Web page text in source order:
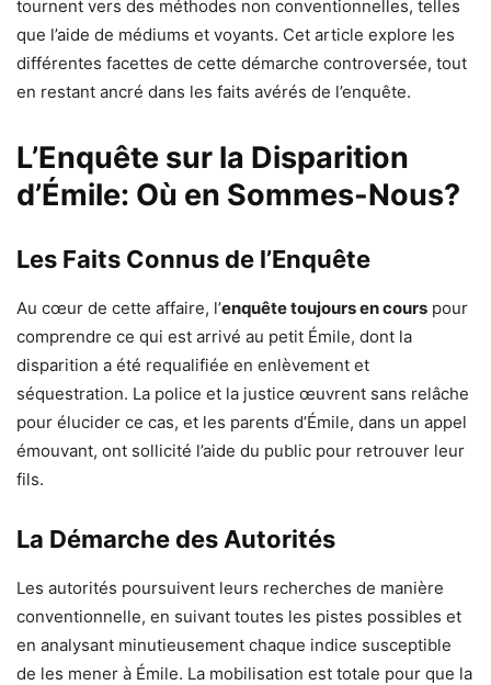
tournent vers des méthodes non conventionnelles, telles
que l’aide de médiums et voyants. Cet article explore les
différentes facettes de cette démarche controversée, tout
en restant ancré dans les faits avérés de l’enquête.
L’Enquête sur la Disparition
d’Émile: Où en Sommes-Nous?
Les Faits Connus de l’Enquête
Au cœur de cette affaire, l’enquête toujours en cours pour
comprendre ce qui est arrivé au petit Émile, dont la
disparition a été requalifiée en enlèvement et
séquestration. La police et la justice œuvrent sans relâche
pour élucider ce cas, et les parents d’Émile, dans un appel
émouvant, ont sollicité l’aide du public pour retrouver leur
fils.
La Démarche des Autorités
Les autorités poursuivent leurs recherches de manière
conventionnelle, en suivant toutes les pistes possibles et
en analysant minutieusement chaque indice susceptible
de les mener à Émile. La mobilisation est totale pour que la